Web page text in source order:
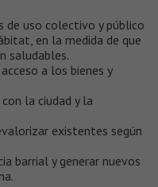
de uso colectivo y público
en la medida de que
saludables.
a los bienes y
la ciudad y la
existentes según
barrial y generar nuevos